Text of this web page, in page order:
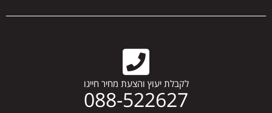
לקבלת יעוץ והצעת מחיר חייגו
088-522627